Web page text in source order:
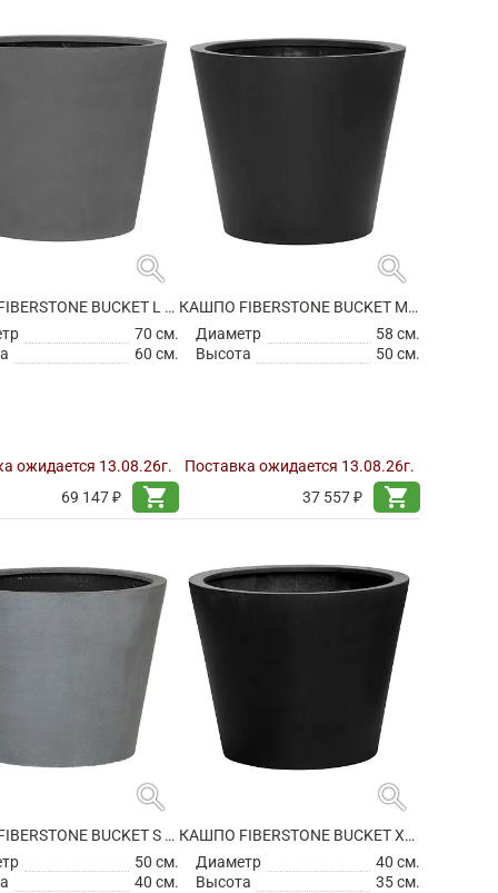
search
КАШПО FIBERSTONE BUCKET L GREY
70 см.
60 см.
ожидается 13.08.26г.
69 147 ₽
shopping_cart
search
КАШПО FIBERSTONE BUCKET M BLACK
Диаметр
58 см.
Высота
50 см.
Поставка ожидается 13.08.26г.
37 557 ₽
shopping_cart
search
КАШПО FIBERSTONE BUCKET S GREY
50 см.
40 см.
search
КАШПО FIBERSTONE BUCKET XS BLACK
Диаметр
40 см.
Высота
35 см.